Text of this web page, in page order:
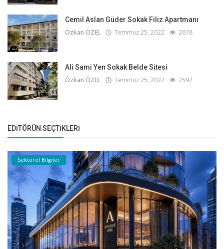
Cemil Aslan Güder Sokak Filiz Apartmanı
Özkan ÖZEL Temmuz 25, 2022 2618
Ali Sami Yen Sokak Belde Sitesi
Özkan ÖZEL Temmuz 25, 2022 2592
EDITÖRÜN SEÇTIKLERI
Sektörel Bilgiler